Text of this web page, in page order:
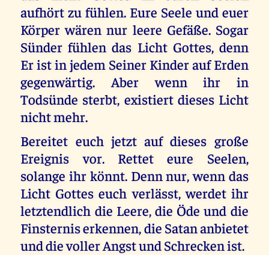
aufhört zu fühlen. Eure Seele und euer
Körper wären nur leere Gefäße. Sogar
Sünder fühlen das Licht Gottes, denn
Er ist in jedem Seiner Kinder auf Erden
gegenwärtig. Aber wenn ihr in
Todsünde sterbt, existiert dieses Licht
nicht mehr.
Bereitet euch jetzt auf dieses große
Ereignis vor. Rettet eure Seelen,
solange ihr könnt. Denn nur, wenn das
Licht Gottes euch verlässt, werdet ihr
letztendlich die Leere, die Öde und die
Finsternis erkennen, die Satan anbietet
und die voller Angst und Schrecken ist.